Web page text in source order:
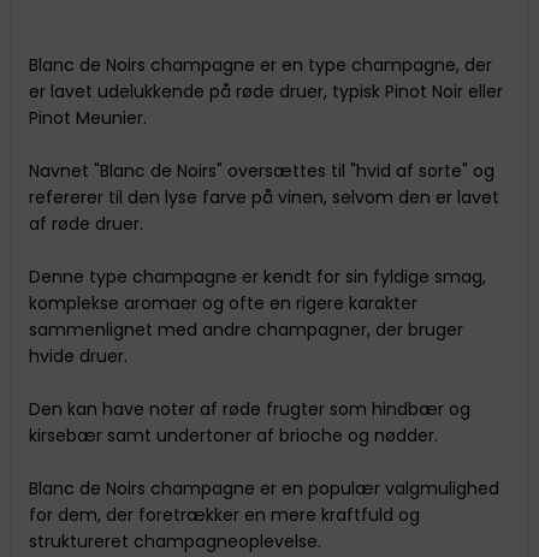
Blanc de Noirs champagne er en type champagne, der
er lavet udelukkende på røde druer, typisk Pinot Noir eller
Pinot Meunier.
Navnet "Blanc de Noirs" oversættes til "hvid af sorte" og
refererer til den lyse farve på vinen, selvom den er lavet
af røde druer.
Denne type champagne er kendt for sin fyldige smag,
komplekse aromaer og ofte en rigere karakter
sammenlignet med andre champagner, der bruger
hvide druer.
Den kan have noter af røde frugter som hindbær og
kirsebær samt undertoner af brioche og nødder.
Blanc de Noirs champagne er en populær valgmulighed
for dem, der foretrækker en mere kraftfuld og
struktureret champagneoplevelse.